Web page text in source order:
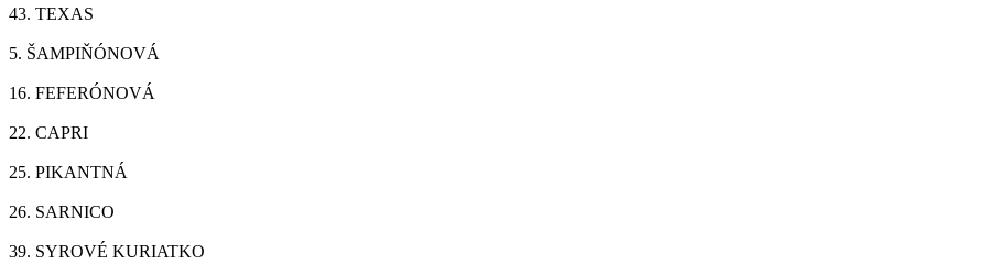
43. TEXAS
5. ŠAMPIŇÓNOVÁ
16. FEFERÓNOVÁ
22. CAPRI
25. PIKANTNÁ
26. SARNICO
39. SYROVÉ KURIATKO